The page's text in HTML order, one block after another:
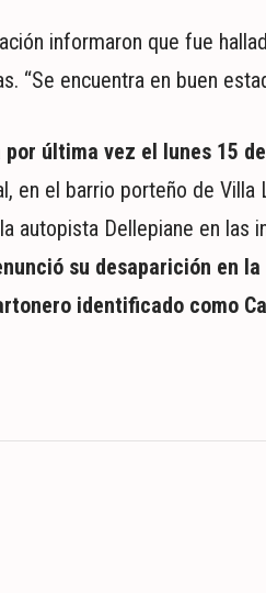
informaron que fue
“Se encuentra en buen
última vez el lunes 15
en el barrio porteño de
autopista Dellepiane en
su desaparición en
identificado como